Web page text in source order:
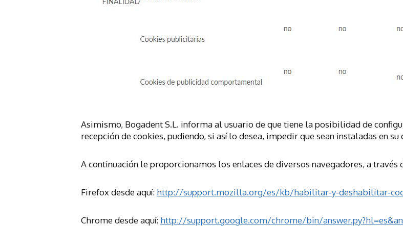
Asimismo, Bogadent S.L. informa al usuario de que tiene la posibilidad de
recepción de cookies, pudiendo, si así lo desea, impedir que sean instaladas en su
A continuación le proporcionamos los enlaces de diversos navegadores, a
Firefox desde aquí: http://support.mozilla.org/es/kb/habilitar-y-deshabilitar-
Chrome desde aquí: http://support.google.com/chrome/bin/